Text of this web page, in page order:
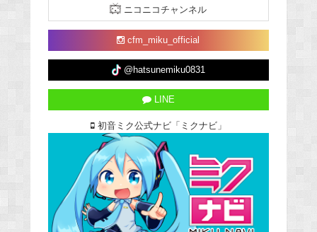
ニコニコチャンネル
cfm_miku_official
@hatsunemiku0831
LINE
初音ミク公式ナビ「ミクナビ」